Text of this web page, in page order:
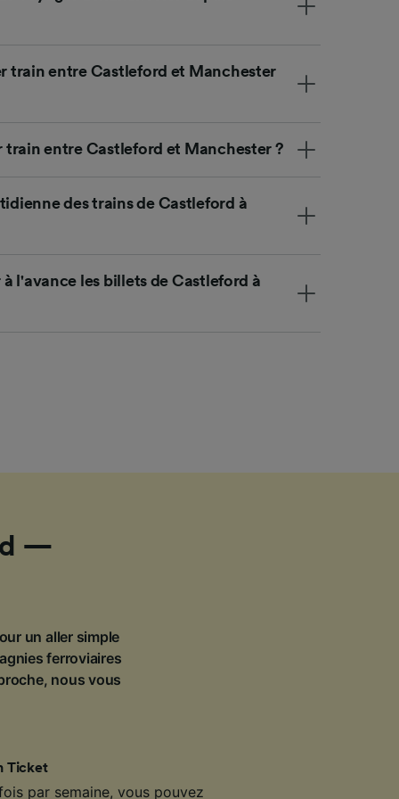
train entre Castleford et Manchester
train entre Castleford et Manchester ?
des trains de Castleford à
l'avance les billets de Castleford à
—
un aller simple
ferroviaires
nous vous
Ticket
par semaine, vous pouvez